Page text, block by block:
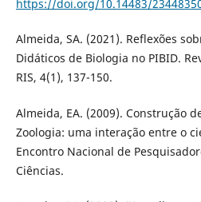
https://doi.org/10.14483/
Almeida, SA. (2021). Reflexões
Didáticos de Biologia no PIBID.
RIS, 4(1), 137-150.
Almeida, EA. (2009). Construção
Zoologia: uma interação entre o
Encontro Nacional de
Ciências.